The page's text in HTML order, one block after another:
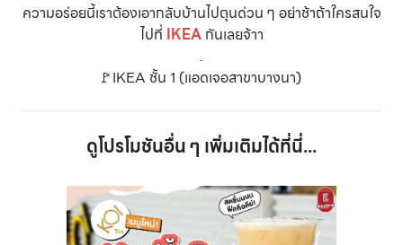
ความอร่อยนี้เราต้องเอากลับบ้านไปตุนด่วน ๆ อย่าช้าถ้าใครสนใจ
ไปที่ IKEAกันเลยจ้าา
.
🚩IKEA ชั้น 1 (แอดเจอสาขาบางนา)
ดูโปรโมชันอื่น ๆ เพิ่มเติมได้ที่นี่...